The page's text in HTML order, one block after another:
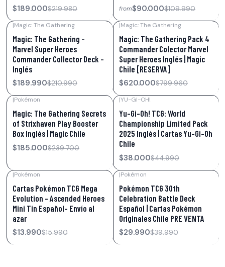
$189.000$219.980 from$90.000$109.990
|Magic: The Gathering
Magic: The Gathering –
Marvel Super Heroes
Commander Collector Deck –
Inglés
$189.990$210.990
|Magic: The Gathering
Magic: The Gathering Pack 4
Commander Colector Marvel
Super Heroes Inglés | Magic
Chile [RESERVA]
$620.000$799.960
|Pokémon
Magic: The Gathering Secrets
of Strixhaven Play Booster
Box Inglés | Magic Chile
$185.000$239.700
|YU-GI-OH!
Yu-Gi-Oh! TCG: World
Championship Limited Pack
2025 Inglés | Cartas Yu-Gi-Oh
Chile
$38.000$44.990
|Pokémon
Cartas Pokémon TCG Mega
Evolution – Ascended Heroes
Mini Tin Español- Envío al
azar
$13.990$15.990
|Pokémon
Pokémon TCG 30th
Celebration Battle Deck
Español | Cartas Pokémon
Originales Chile PRE VENTA
$29.990$39.990